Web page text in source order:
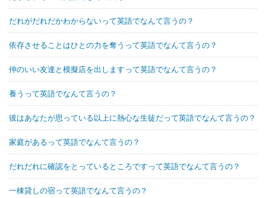
だれがだれだかわからないって英語でなんて言うの？
依存させることはひとの力を奪うって英語でなんて言うの？
仲のいい友達と模擬店を出しますって英語でなんて言うの？
養うって英語でなんて言うの？
彼はあなたが思っている以上に熱心な生徒だって英語でなんて言うの？
家庭があるって英語でなんて言うの？
だれだれに確認をとっているところですって英語でなんて言うの？
一棟貸しの宿って英語でなんて言うの？